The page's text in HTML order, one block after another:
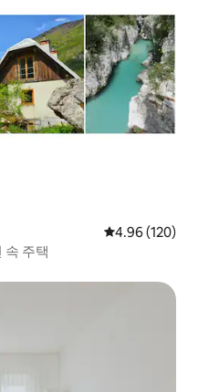
평점 4.96점(5
4.96 (120)
속 주택